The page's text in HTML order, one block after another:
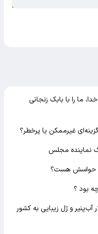
ما را با بابک زنجانی
غیرممکن یا پرخطر؟
نماینده مجلس
بود ؟
و ژل زیبایی به کشور